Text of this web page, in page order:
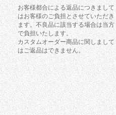
お客様都合による返品につきまして
はお客様のご負担とさせていただき
ます。不良品に該当する場合は当方
で負担いたします。
カスタムオーダー商品に関しまして
はご返品はできません。